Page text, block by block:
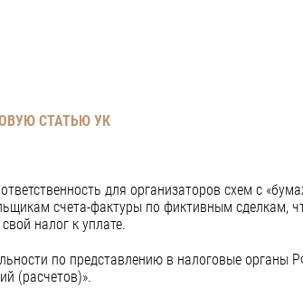
СТАТЬЮ УК
для организаторов схем с
счета-фактуры по фиктивным сделкам,
налог к уплате.
по представлению в налоговые органы
(расчетов)».